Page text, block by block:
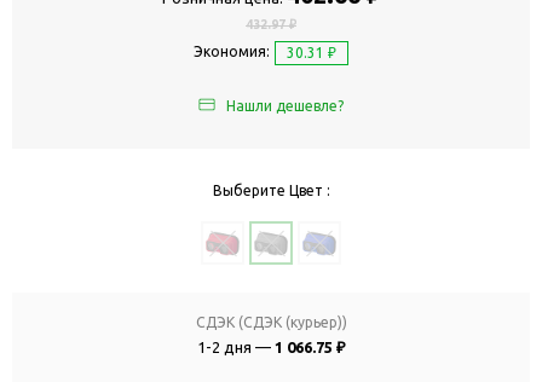
432.97 ₽
Экономия: 30.31 ₽
Нашли дешевле?
Выберите Цвет :
СДЭК (СДЭК (курьер))
1-2 дня — 1 066.75 ₽